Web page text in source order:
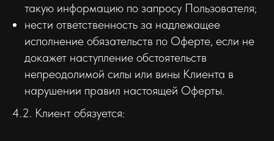
такую информацию по запросу Пользователя;
нести ответственность за надлежащее
исполнение обязательств по Оферте, если не
докажет наступление обстоятельств
непреодолимой силы или вины Клиента в
нарушении правил настоящей Оферты.
4.2. Клиент обязуется: